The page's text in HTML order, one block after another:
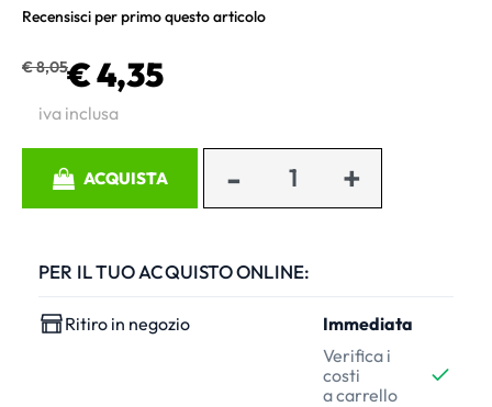
Recensisci per primo questo articolo
€ 8,05€ 4,35
iva inclusa
ACQUISTA
PER IL TUO ACQUISTO ONLINE:
Ritiro in negozio
Immediata
Verifica i
costi
a carrello